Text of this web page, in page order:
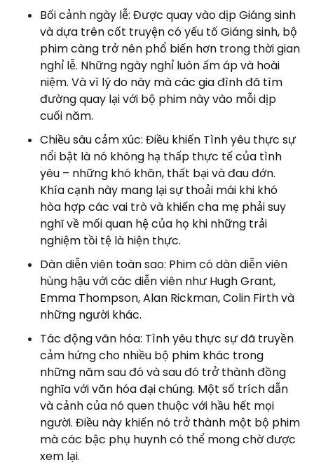
Bối cảnh ngày lễ: Được quay vào dịp Giáng sinh
và dựa trên cốt truyện có yếu tố Giáng sinh, bộ
phim càng trở nên phổ biến hơn trong thời gian
nghỉ lễ. Những ngày nghỉ luôn ấm áp và hoài
niệm. Và vì lý do này mà các gia đình đã tìm
đường quay lại với bộ phim này vào mỗi dịp
cuối năm.
Chiều sâu cảm xúc: Điều khiến Tình yêu thực sự
nổi bật là nó không hạ thấp thực tế của tình
yêu – những khó khăn, thất bại và đau đớn.
Khía cạnh này mang lại sự thoải mái khi khó
hòa hợp các vai trò và khiến cha mẹ phải suy
nghĩ về mối quan hệ của họ khi những trải
nghiệm tồi tệ là hiện thực.
Dàn diễn viên toàn sao: Phim có dàn diễn viên
hùng hậu với các diễn viên như Hugh Grant,
Emma Thompson, Alan Rickman, Colin Firth và
những người khác.
Tác động văn hóa: Tình yêu thực sự đã truyền
cảm hứng cho nhiều bộ phim khác trong
những năm sau đó và sau đó trở thành đồng
nghĩa với văn hóa đại chúng. Một số trích dẫn
và cảnh của nó quen thuộc với hầu hết mọi
người. Điều này khiến nó trở thành một bộ phim
mà các bậc phụ huynh có thể mong chờ được
xem lại.